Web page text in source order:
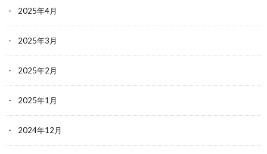
2025年4月
2025年3月
2025年2月
2025年1月
2024年12月